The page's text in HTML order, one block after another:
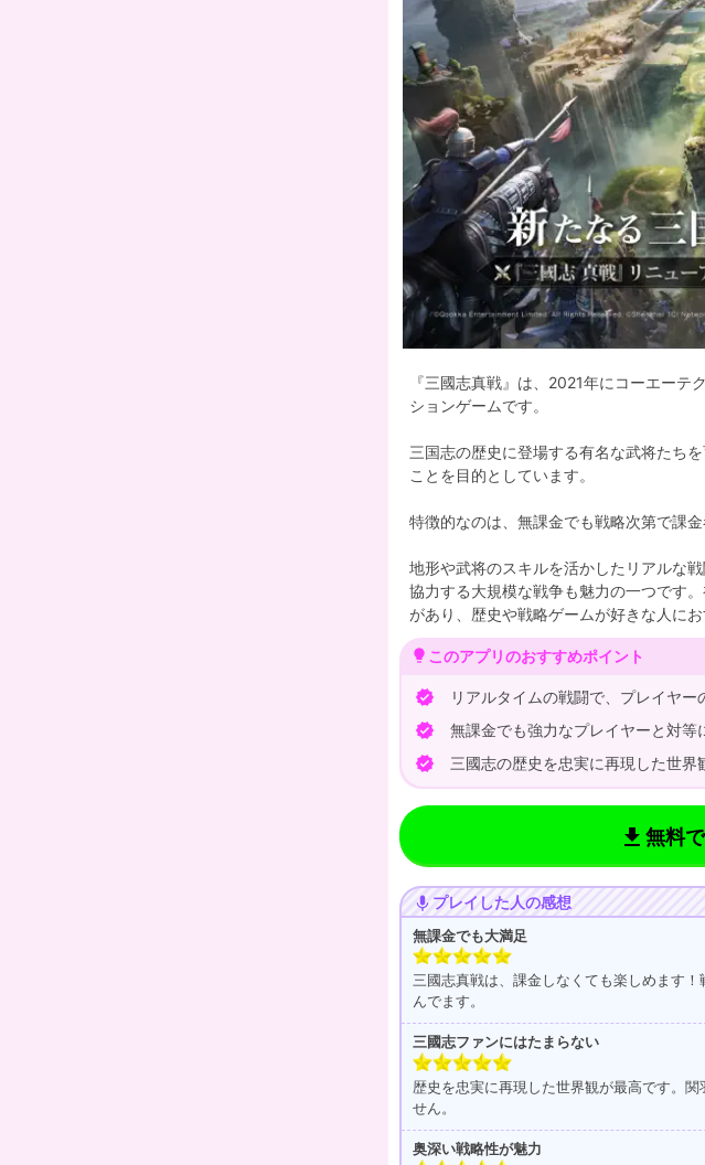
『三國志真戦』は、2021年にコーエー
ションゲームです。
三国志の歴史に登場する有名な武将たち
ことを目的としています。
特徴的なのは、無課金でも戦略次第で課
地形や武将のスキルを活かしたリアルな
協力する大規模な戦争も魅力の一つです
があり、歴史や戦略ゲームが好きな人にお
lightbulb このアプリのおすすめポイント
verified リアルタイムの戦闘で、プレイヤー
verified 無課金でも強力なプレイヤーと対等
verified 三國志の歴史を忠実に再現した世界
get_app 無料
mic プレイした人の感想
無課金でも大満足
三國志真戦は、課金しなくても楽しめます
んでます。
三國志ファンにはたまらない
歴史を忠実に再現した世界観が最高です。
せん。
奥深い戦略性が魅力